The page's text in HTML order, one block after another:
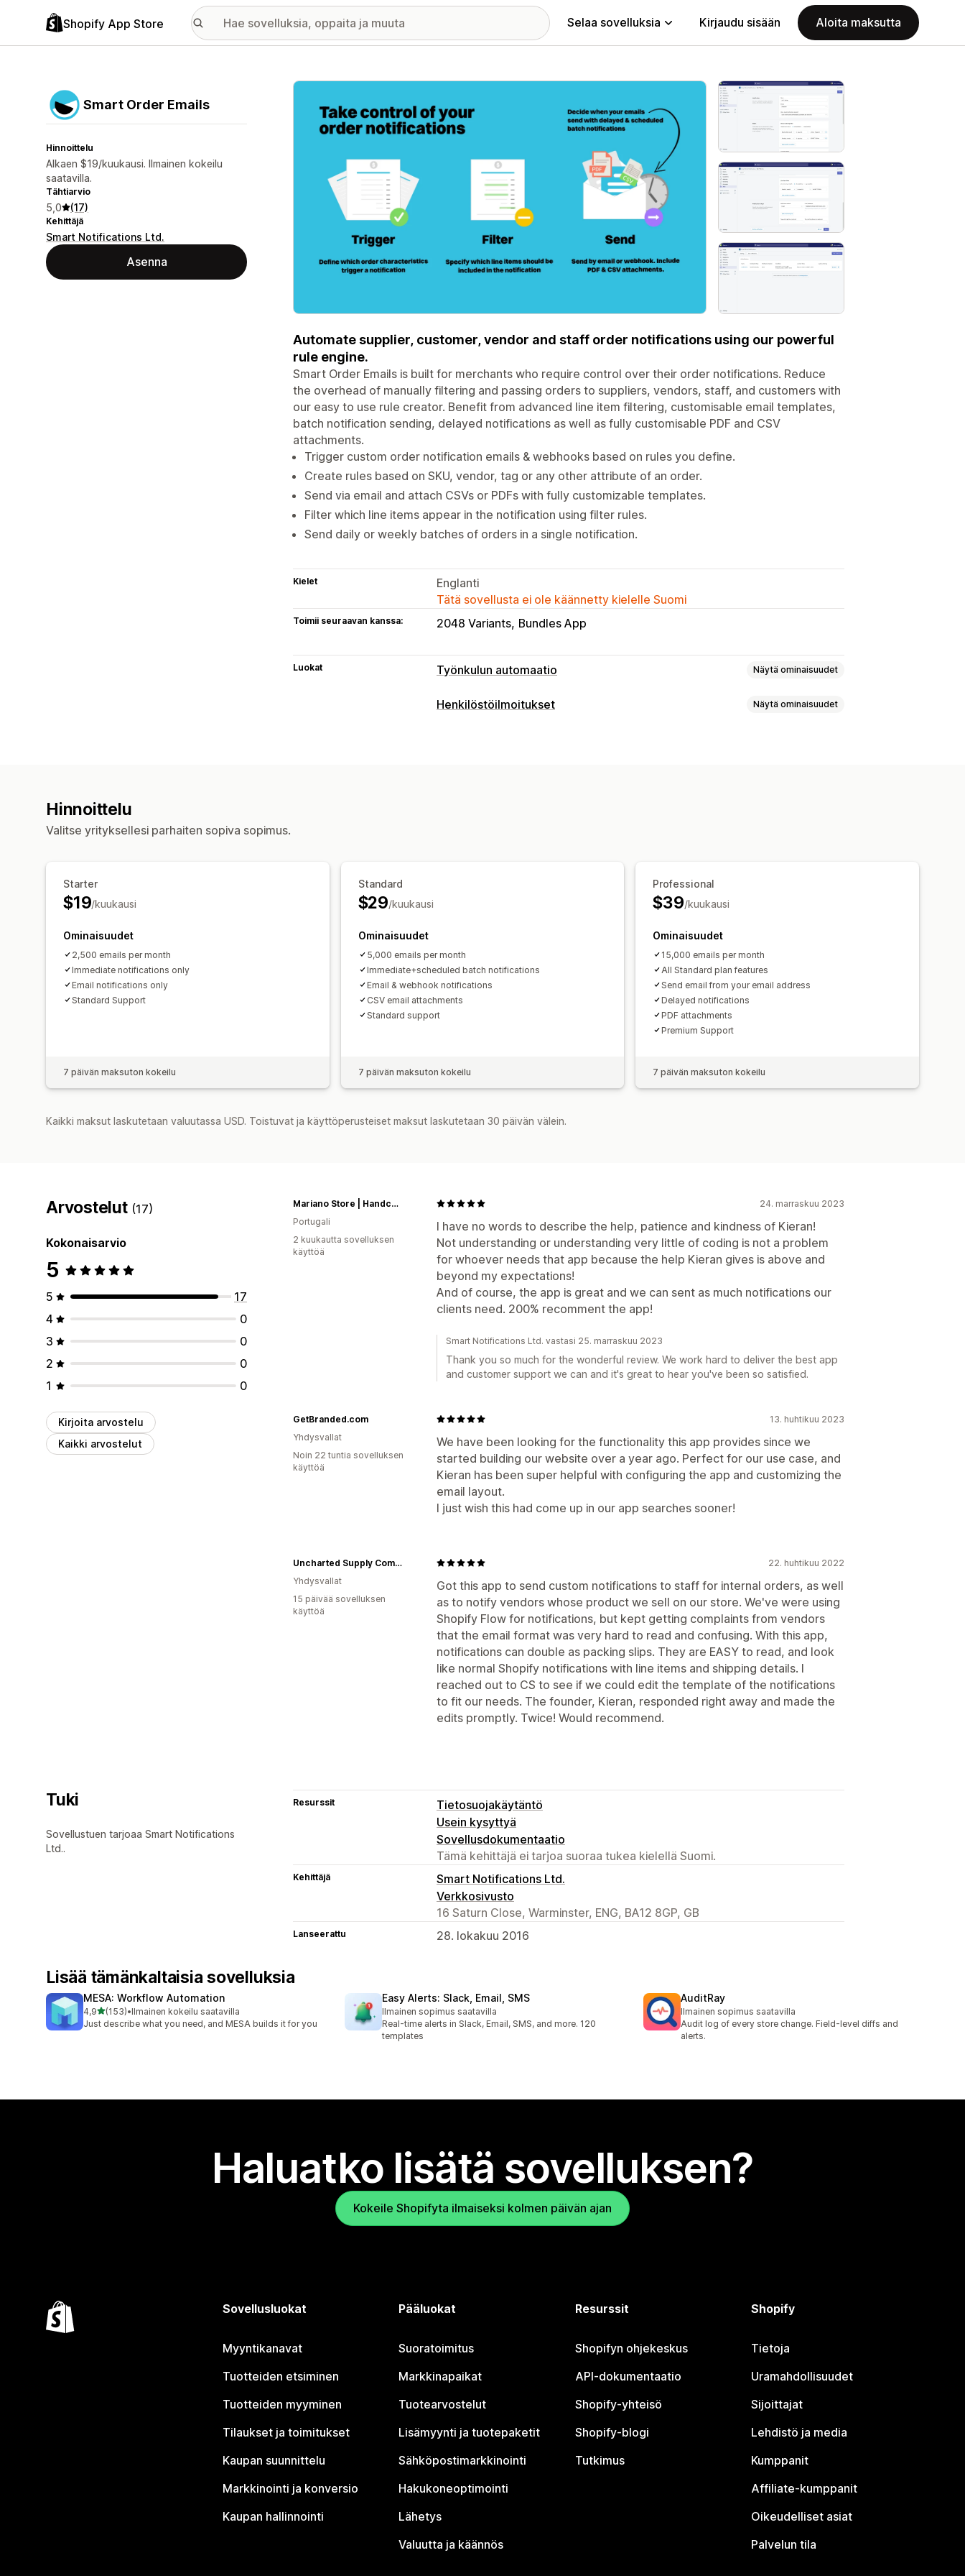
Shopify App Store Selaa sovelluksia Kirjaudu sisään Aloita maksutta
Smart Order Emails
Hinnoittelu
Alkaen $19/kuukausi. Ilmainen kokeilu
saatavilla.
Tähtiarvio
5,0 (17)
Kehittäjä
Smart Notifications Ltd.
Asenna
Esittelykuvagalleria
Automate supplier, customer, vendor and staff order notifications using our powerful
rule engine.
Smart Order Emails is built for merchants who require control over their order notifications. Reduce
the overhead of manually filtering and passing orders to suppliers, vendors, staff, and customers with
our easy to use rule creator. Benefit from advanced line item filtering, customisable email templates,
batch notification sending, delayed notifications as well as fully customisable PDF and CSV
attachments.
Trigger custom order notification emails & webhooks based on rules you define.
Create rules based on SKU, vendor, tag or any other attribute of an order.
Send via email and attach CSVs or PDFs with fully customizable templates.
Filter which line items appear in the notification using filter rules.
Send daily or weekly batches of orders in a single notification.
Kielet
Englanti
Tätä sovellusta ei ole käännetty kielelle Suomi
Toimii seuraavan kanssa: 2048 Variants Bundles App
Luokat Työnkulun automaatio Näytä ominaisuudet
Automaattiset tehtävät
Henkilöstöilmoitukset Näytä ominaisuudet
Hinnoittelu
Valitse yrityksellesi parhaiten sopiva sopimus.
Starter
$19/kuukausi
Ominaisuudet
2,500 emails per month
Immediate notifications only
Email notifications only
Standard Support
7 päivän maksuton kokeilu
Standard
$29/kuukausi
Ominaisuudet
5,000 emails per month
Immediate+scheduled batch notifications
Email & webhook notifications
CSV email attachments
Standard support
7 päivän maksuton kokeilu
Professional
$39/kuukausi
Ominaisuudet
15,000 emails per month
All Standard plan features
Send email from your email address
Delayed notifications
PDF attachments
Premium Support
7 päivän maksuton kokeilu
Kaikki maksut laskutetaan valuutassa USD. Toistuvat ja käyttöperusteiset maksut laskutetaan 30 päivän välein.
Arvostelut (17)
Kokonaisarvio
5
5
17
4
0
3
0
2
0
1
0
Kirjoita arvostelu
Kaikki arvostelut
24. marraskuu 2023
I have no words to describe the help, patience and kindness of Kieran!
Not understanding or understanding very little of coding is not a problem
for whoever needs that app because the help Kieran gives is above and
beyond my expectations!
And of course, the app is great and we can sent as much notifications our
clients need. 200% recomment the app!
Mariano Store | Handcrafted since 1945
Portugali
2 kuukautta sovelluksen
käyttöä
Smart Notifications Ltd. vastasi 25. marraskuu 2023
Thank you so much for the wonderful review. We work hard to deliver the best app
and customer support we can and it's great to hear you've been so satisfied.
13. huhtikuu 2023
We have been looking for the functionality this app provides since we
started building our website over a year ago. Perfect for our use case, and
Kieran has been super helpful with configuring the app and customizing the
email layout.
I just wish this had come up in our app searches sooner!
GetBranded.com
Yhdysvallat
Noin 22 tuntia sovelluksen
käyttöä
22. huhtikuu 2022
Got this app to send custom notifications to staff for internal orders, as well
as to notify vendors whose product we sell on our store. We've were using
Shopify Flow for notifications, but kept getting complaints from vendors
that the email format was very hard to read and confusing. With this app,
notifications can double as packing slips. They are EASY to read, and look
like normal Shopify notifications with line items and shipping details. I
reached out to CS to see if we could edit the template of the notifications
to fit our needs. The founder, Kieran, responded right away and made the
edits promptly. Twice! Would recommend.
Uncharted Supply Company
Yhdysvallat
15 päivää sovelluksen
käyttöä
Tuki
Sovellustuen tarjoaa Smart Notifications
Ltd..
Resurssit
Tietosuojakäytäntö
Usein kysyttyä
Sovellusdokumentaatio
Tämä kehittäjä ei tarjoa suoraa tukea kielellä Suomi.
Kehittäjä
Smart Notifications Ltd.
Verkkosivusto
16 Saturn Close, Warminster, ENG, BA12 8GP, GB
Lanseerattu 28. lokakuu 2016
Lisää tämänkaltaisia sovelluksia
MESA: Workflow Automation
4,9/ 5 tähteä
(153)
153 arvostelua yhteensä
•Ilmainen kokeilu saatavilla
Just describe what you need, and MESA builds it for you
Easy Alerts: Slack, Email, SMS
Ilmainen sopimus saatavilla
Real-time alerts in Slack, Email, SMS, and more. 120
templates
AuditRay
Ilmainen sopimus saatavilla
Audit log of every store change. Field-level diffs and
alerts.
Haluatko lisätä sovelluksen?
Kokeile Shopifyta ilmaiseksi kolmen päivän ajan
Sovellusluokat
Myyntikanavat
Tuotteiden etsiminen
Tuotteiden myyminen
Tilaukset ja toimitukset
Kaupan suunnittelu
Markkinointi ja konversio
Kaupan hallinnointi
Pääluokat
Suoratoimitus
Markkinapaikat
Tuotearvostelut
Lisämyynti ja tuotepaketit
Sähköpostimarkkinointi
Hakukoneoptimointi
Lähetys
Valuutta ja käännös
Resurssit
Shopifyn ohjekeskus
API-dokumentaatio
Shopify-yhteisö
Shopify-blogi
Tutkimus
Shopify
Tietoja
Uramahdollisuudet
Sijoittajat
Lehdistö ja media
Kumppanit
Affiliate-kumppanit
Oikeudelliset asiat
Palvelun tila